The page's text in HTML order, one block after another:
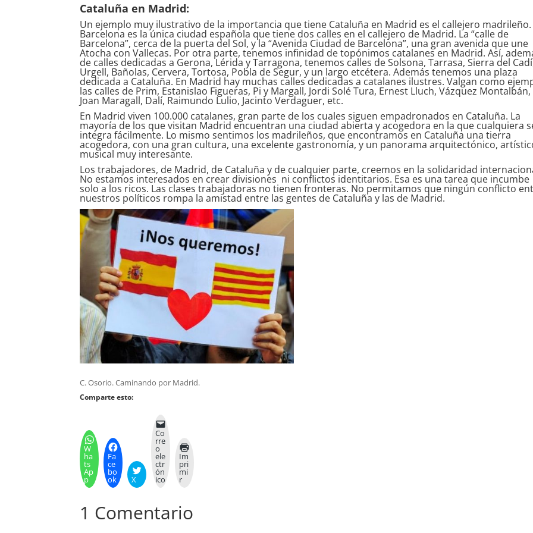
Cataluña en Madrid:
Un ejemplo muy ilustrativo de la importancia que tiene Cataluña en Madrid es el callejero madrileño.
Barcelona es la única ciudad española que tiene dos calles en el callejero de Madrid. La “calle de
Barcelona”, cerca de la puerta del Sol, y la “Avenida Ciudad de Barcelona”, una gran avenida que une
Atocha con Vallecas. Por otra parte, tenemos infinidad de topónimos catalanes en Madrid. Así,
de calles dedicadas a Gerona, Lérida y Tarragona, tenemos calles de Solsona, Tarrasa, Sierra del
Urgell, Bañolas, Cervera, Tortosa, Pobla de Segur, y un largo etcétera. Además tenemos una plaza
dedicada a Cataluña. En Madrid hay muchas calles dedicadas a catalanes ilustres. Valgan como
las calles de Prim, Estanislao Figueras, Pi y Margall, Jordi Solé Tura, Ernest Lluch, Vázquez Montalbán,
Joan Maragall, Dalí, Raimundo Lulio, Jacinto Verdaguer, etc.
En Madrid viven 100.000 catalanes, gran parte de los cuales siguen empadronados en Cataluña. La
mayoría de los que visitan Madrid encuentran una ciudad abierta y acogedora en la que cualquiera
integra fácilmente. Lo mismo sentimos los madrileños, que encontramos en Cataluña una tierra
acogedora, con una gran cultura, una excelente gastronomía, y un panorama arquitectónico,
musical muy interesante.
Los trabajadores, de Madrid, de Cataluña y de cualquier parte, creemos en la solidaridad
No estamos interesados en crear divisiones ni conflictos identitarios. Esa es una tarea que incumbe
solo a los ricos. Las clases trabajadoras no tienen fronteras. No permitamos que ningún conflicto
nuestros políticos rompa la amistad entre las gentes de Cataluña y las de Madrid.
C. Osorio. Caminando por Madrid.
Comparte esto:
W
ha
ts
Ap
p
Fa
ce
bo
ok X
Co
rre
o
ele
ctr
ón
ico
Im
pri
mi
r
1 Comentario